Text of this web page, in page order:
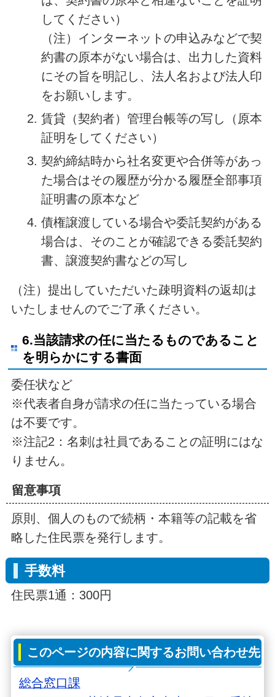
してください）
（注）インターネットの申込みなどで契
約書の原本がない場合は、出力した資料
にその旨を明記し、法人名および法人印
をお願いします。
賃貸（契約者）管理台帳等の写し（原本
証明をしてください）
契約締結時から社名変更や合併等があっ
た場合はその履歴が分かる履歴全部事項
証明書の原本など
債権譲渡している場合や委託契約がある
場合は、そのことが確認できる委託契約
書、譲渡契約書などの写し
（注）提出していただいた疎明資料の返却は
いたしませんのでご了承ください。
6.当該請求の任に当たるものであること
を明らかにする書面
委任状など
※代表者自身が請求の任に当たっている場合
は不要です。
※注記2：名刺は社員であることの証明にはな
りません。
留意事項
原則、個人のもので続柄・本籍等の記載を省
略した住民票を発行します。
手数料
住民票1通：300円
このページの内容に関するお問い合わせ先
総合窓口課